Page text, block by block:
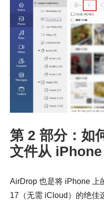
第 2 部分：如
文件从
AirDrop 也是将 iPhone 上
17（无需 iCloud）的绝佳